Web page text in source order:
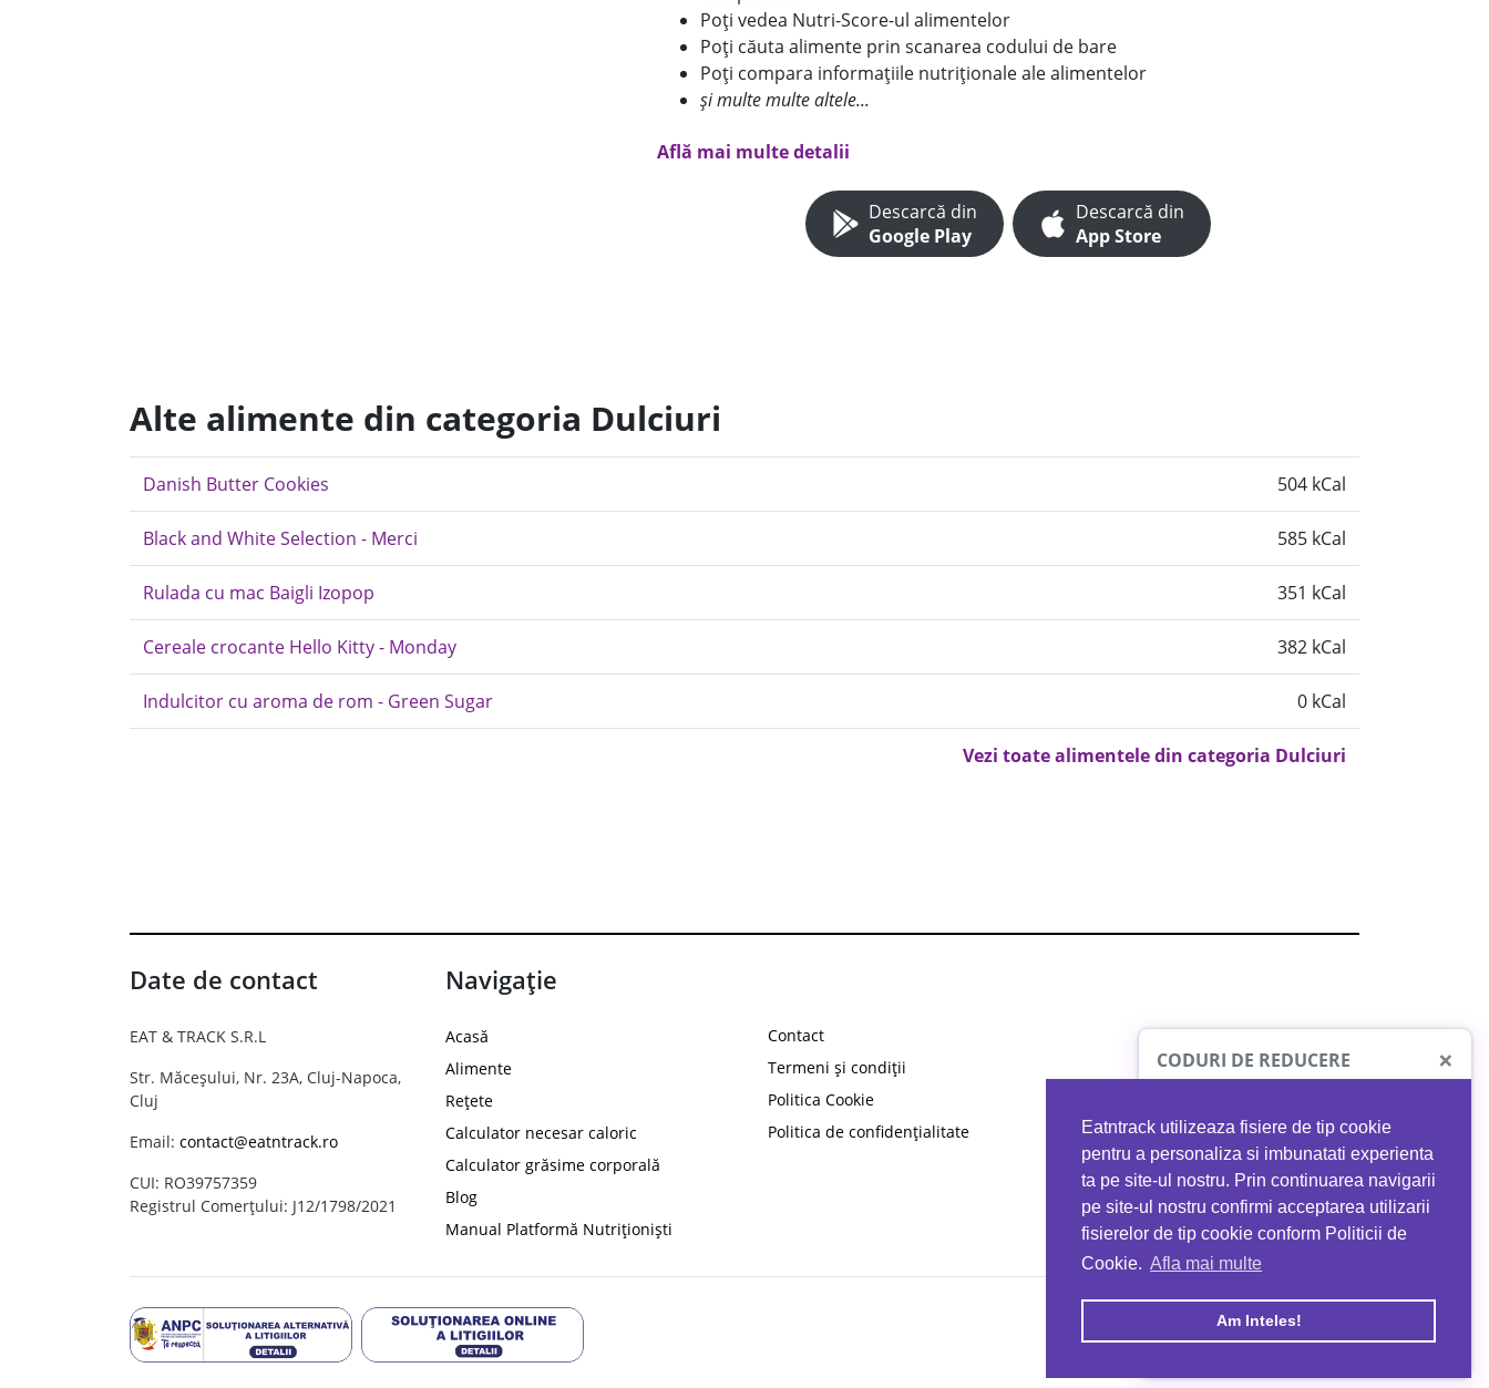
Eatntrack utilizeaza fisiere de tip cookie
pentru a personaliza si imbunatati experienta
ta pe site-ul nostru. Prin continuarea navigarii
pe site-ul nostru confirmi acceptarea utilizarii
fisierelor de tip cookie conform Politicii de
Cookie. Afla mai multe
Am Inteles!
Poți vedea Nutri-Score-ul alimentelor
Poți căuta alimente prin scanarea codului de bare
Poți compara informațiile nutriționale ale alimentelor
și multe multe altele...
Află mai multe detalii
Descarcă din
Google Play
Descarcă din
App Store
Alte alimente din categoria Dulciuri
Danish Butter Cookies 504 kCal
Black and White Selection - Merci 585 kCal
Rulada cu mac Baigli Izopop 351 kCal
Cereale crocante Hello Kitty - Monday 382 kCal
Indulcitor cu aroma de rom - Green Sugar 0 kCal
Vezi toate alimentele din categoria Dulciuri
Date de contact
EAT & TRACK S.R.L
Str. Măceșului, Nr. 23A, Cluj-Napoca,
Cluj
Email: contact@eatntrack.ro
CUI: RO39757359
Registrul Comerțului: J12/1798/2021
Navigație
Acasă
Alimente
Rețete
Calculator necesar caloric
Calculator grăsime corporală
Blog
Manual Platformă Nutriționiști
Contact
Termeni și condiții
Politica Cookie
Politica de confidențialitate
CODURI DE REDUCERE ×
PROTO41
reducere la orice comandă
EATNTRACK
MYPROTEIN
Ai40%reducere la orice comandă
folosind codul EATTRACK